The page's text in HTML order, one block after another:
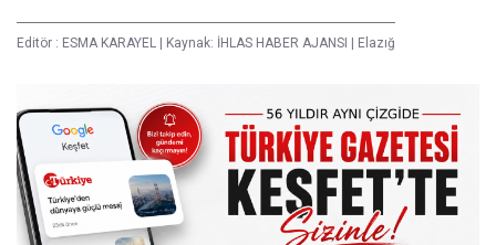
Editör : ESMA KARAYEL | Kaynak: İHLAS HABER AJANSI | Elazığ